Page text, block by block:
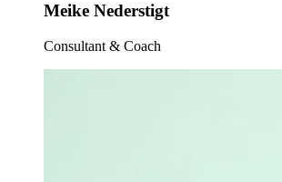
Meike Nederstigt
Consultant & Coach